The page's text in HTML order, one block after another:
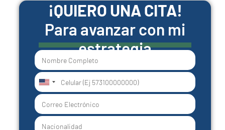
¡QUIERO UNA CITA!
Para avanzar con mi
estrategia
United
States
+1